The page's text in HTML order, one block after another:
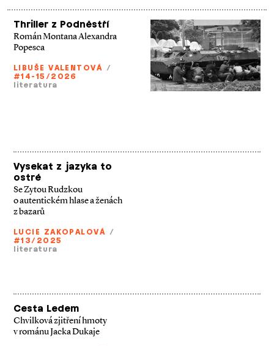
Thriller z Podněstří
Román Montana Alexandra
Popesca
LIBUŠE VALENTOVÁ /
#14-15/2026
literatura
Vysekat z jazyka to
ostré
Se Zytou Rudzkou
o autentickém hlase a ženách
z bazarů
LUCIE ZAKOPALOVÁ /
#13/2025
literatura
Cesta Ledem
Chvilková zjitření hmoty
v románu Jacka Dukaje